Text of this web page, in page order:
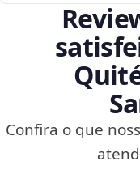
Confira o que